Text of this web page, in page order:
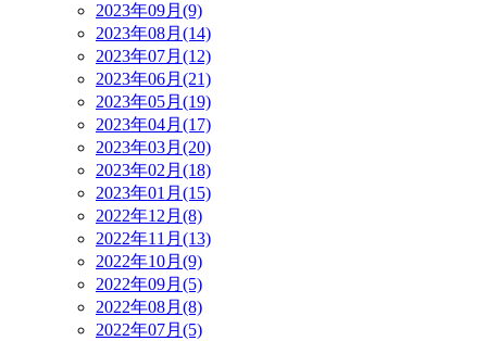
2023年09月(9)
2023年08月(14)
2023年07月(12)
2023年06月(21)
2023年05月(19)
2023年04月(17)
2023年03月(20)
2023年02月(18)
2023年01月(15)
2022年12月(8)
2022年11月(13)
2022年10月(9)
2022年09月(5)
2022年08月(8)
2022年07月(5)